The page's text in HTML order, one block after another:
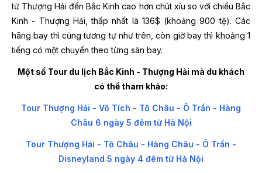
từ Thượng Hải đến Bắc Kinh cao hơn chút xíu so với chiều Bắc
Kinh - Thượng Hải, thấp nhất là 136$ (khoảng 900 tệ). Các
hãng bay thì cũng tương tự như trên, còn giờ bay thì khoảng 1
tiếng có một chuyến theo từng sân bay.
Một số Tour du lịch Bắc Kinh - Thượng Hải mà du khách
có thể tham khảo:
Tour Thượng Hải - Vô Tích - Tô Châu - Ô Trấn - Hàng
Châu 6 ngày 5 đêm từ Hà Nội
Tour Thượng Hải - Tô Châu - Hàng Châu - Ô Trấn -
Disneyland 5 ngày 4 đêm từ Hà Nội